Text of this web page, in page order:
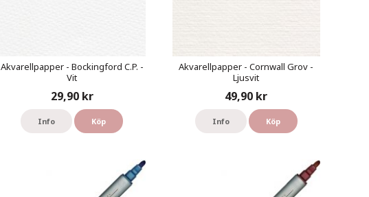
Akvarellpapper - Bockingford C.P. -
Vit
29,90 kr
Info Köp
Akvarellpapper - Cornwall Grov -
Ljusvit
49,90 kr
Info Köp